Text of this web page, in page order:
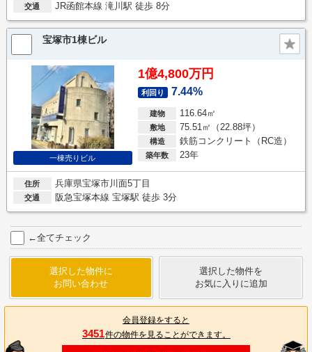
交通 JR函館本線 滝川駅 徒歩 8分
宝塚市1棟ビル
一棟売りビル
1億4,800万円
利回り 7.44%
建物 116.64㎡
敷地 75.51㎡（22.88坪）
構造 鉄筋コンクリート（RC造）
築年数 23年
住所 兵庫県宝塚市川面5丁目
交通 阪急宝塚本線 宝塚駅 徒歩 3分
←全てチェック
選択した物件に
お問い合わせ
選択した物件を
お気に入りに追加
会員登録をすると
3451件の物件を見ることができます。